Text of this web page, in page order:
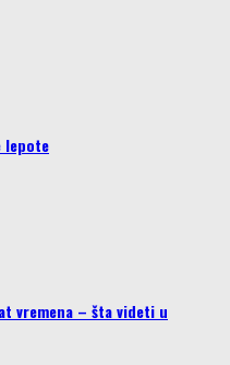
lepote
vremena – šta videti u